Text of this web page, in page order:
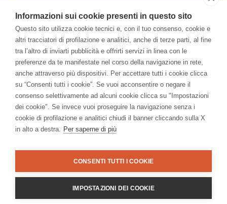
–
Accessibilitià
Con il contributo di:
Bando “Musei di Impresa 2025”
Informazioni sui cookie presenti in questo sito
Questo sito utilizza cookie tecnici e, con il tuo consenso, cookie e
altri tracciatori di profilazione e analitici, anche di terze parti, al fine
tra l’altro di inviarti pubblicità e offrirti servizi in linea con le
preferenze da te manifestate nel corso della navigazione in rete,
anche attraverso più dispositivi. Per accettare tutti i cookie clicca
su “Consenti tutti i cookie”. Se vuoi acconsentire o negare il
consenso selettivamente ad alcuni cookie clicca su "Impostazioni
dei cookie". Se invece vuoi proseguire la navigazione senza i
cookie di profilazione e analitici chiudi il banner cliccando sulla X
in alto a destra. Per saperne di più
CONSENTI TUTTI I COOKIE
IMPOSTAZIONI DEI COOKIE